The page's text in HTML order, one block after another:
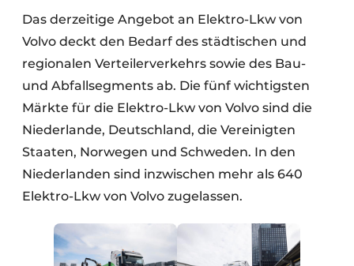
Das derzeitige Angebot an Elektro-Lkw von
Volvo deckt den Bedarf des städtischen und
regionalen Verteilerverkehrs sowie des Bau-
und Abfallsegments ab. Die fünf wichtigsten
Märkte für die Elektro-Lkw von Volvo sind die
Niederlande, Deutschland, die Vereinigten
Staaten, Norwegen und Schweden. In den
Niederlanden sind inzwischen mehr als 640
Elektro-Lkw von Volvo zugelassen.